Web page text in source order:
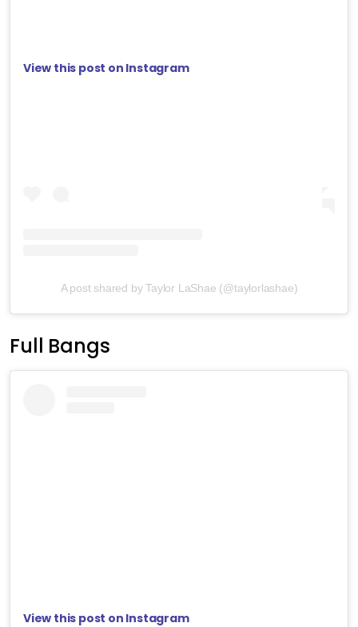
View this post on Instagram
A post shared by Taylor LaShae (@taylorlashae)
Full Bangs
View this post on Instagram